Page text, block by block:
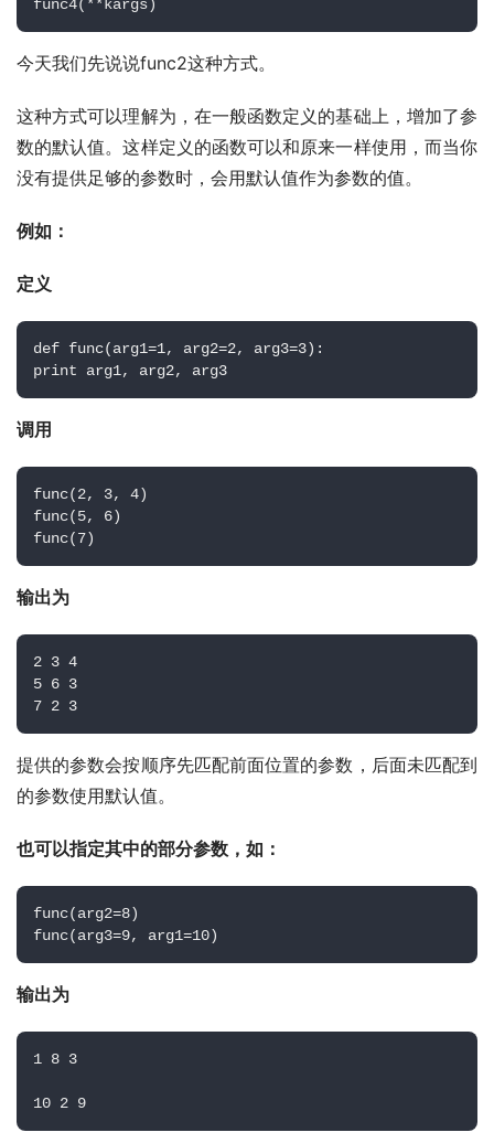
func4(**kargs)
今天我们先说说func2这种方式。
这种方式可以理解为，在一般函数定义的基础上，增加了参
数的默认值。这样定义的函数可以和原来一样使用，而当你
没有提供足够的参数时，会用默认值作为参数的值。
例如：
定义
def func(arg1=1, arg2=2, arg3=3):
print arg1, arg2, arg3
调用
func(2, 3, 4)
func(5, 6)
func(7)
输出为
2 3 4
5 6 3
7 2 3
提供的参数会按顺序先匹配前面位置的参数，后面未匹配到
的参数使用默认值。
也可以指定其中的部分参数，如：
func(arg2=8)
func(arg3=9, arg1=10)
输出为
1 8 3
10 2 9